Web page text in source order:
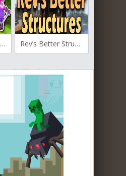
Dragon Enchants для Майнкрафт [1.19.3, 1.19.2, 1.18.1] Rev’s Better Structures для Майнкрафт 1.16.5